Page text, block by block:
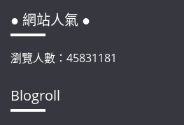
● 網站人氣 ●
瀏覽人數：45831181
Blogroll